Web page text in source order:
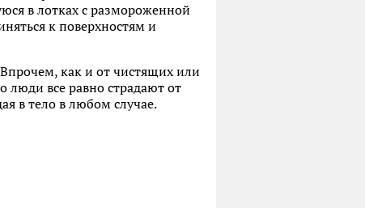
в лотках с размороженной
к поверхностям и
как и от чистящих или
люди все равно страдают от
в тело в любом случае.